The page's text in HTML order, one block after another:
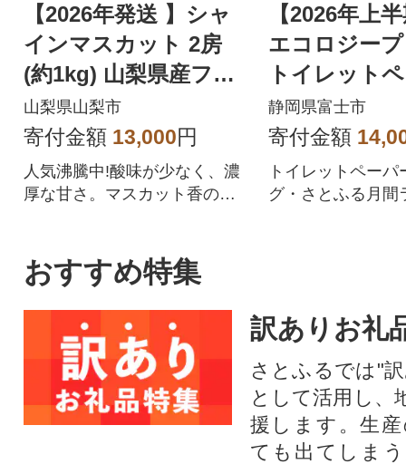
【2026年発送 】シャ
インマスカット 2房
(約1kg) 山梨県産フル
ーツ 人気のぶどう
山梨県山梨市
寄付金額 13,000円
人気沸騰中!酸味が少なく、濃
厚な甘さ。マスカット香の芳
トを中心にぶどうをたくさん
作っている農家が自信を持っ
てお届けします。
【2026年上
エコロジー
トイレット
ダブル 96ロ
品 人気
静岡県富士市
寄付金額
トイレットペーパ
グ・さとふる月間
おすすめ特集
訳ありお礼
さとふるでは"
として活用し、
援します。⽣
ても出てしま